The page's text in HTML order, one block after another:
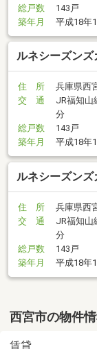
総戸数
143戸
築年月
平成18年1
ルネシーズン
住 所
兵庫県西
交 通
JR福知山
分
総戸数
143戸
築年月
平成18年1
ルネシーズン
住 所
兵庫県西
交 通
JR福知山
分
総戸数
143戸
築年月
平成18年1
西宮市の物件
賃貸